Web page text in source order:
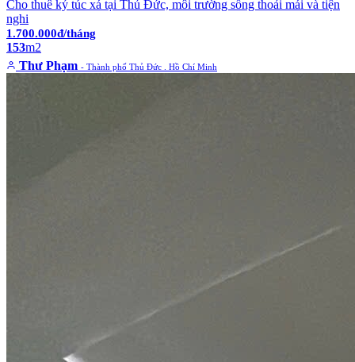
Cho thuê ký túc xá tại Thủ Đức, môi trường sống thoải mái và tiện
nghi
1.700.000đ/tháng
153m2
Thư Phạm - Thành phố Thủ Đức . Hồ Chí Minh